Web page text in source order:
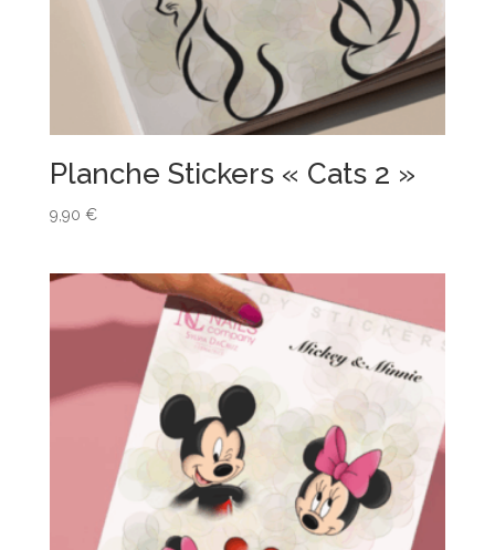
Planche Stickers « Cats 2 »
9,90 €